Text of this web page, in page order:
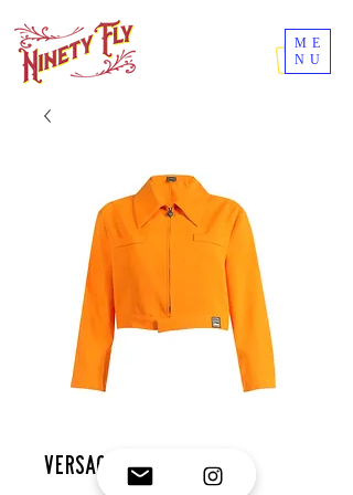
ME
NU
Versace crop jacket